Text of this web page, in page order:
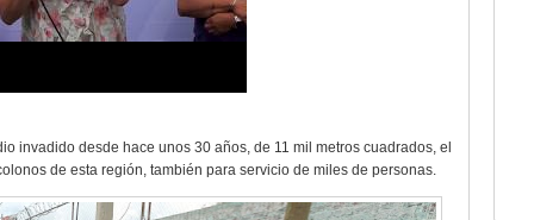
invadido desde hace unos 30 años, de 11 mil metros cuadrados, el
de esta región, también para servicio de miles de personas.